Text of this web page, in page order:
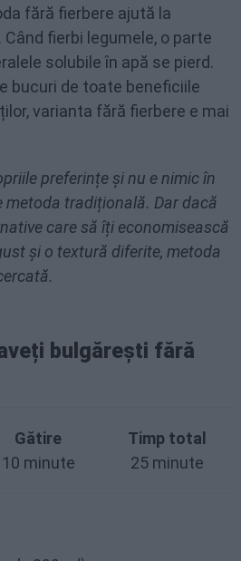
fără fierbere ajută la
fierbi legumele, o parte
solubile în apă se pierd.
bucuri de toate beneficiile
varianta fără fierbere e mai
preferințe și nu e nimic în
metoda tradițională. Dar dacă
care să îți economisească
și o textură diferite, metoda
bulgărești fără
Gătire
10 minute
Timp total
25 minute